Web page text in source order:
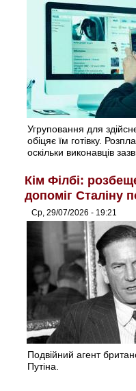
Угруповання для
обіцяє їм готівку.
оскільки виконавців
Кім Філбі:
допоміг Сталіну
Ср, 29/07/2026 - 19:21
Подвійний агент
Путіна.